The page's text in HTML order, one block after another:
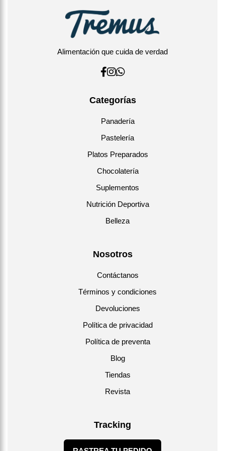
Acompañar con palta, hummus o queso vegetal para un
desayuno keto balanceado.
Alimentación que cuida de verdad
Categorías
Panadería
Pastelería
Platos Preparados
Chocolatería
Suplementos
Nutrición Deportiva
Belleza
Nosotros
Contáctanos
Términos y condiciones
Devoluciones
Política de privacidad
Política de preventa
Blog
Tiendas
Revista
Tracking